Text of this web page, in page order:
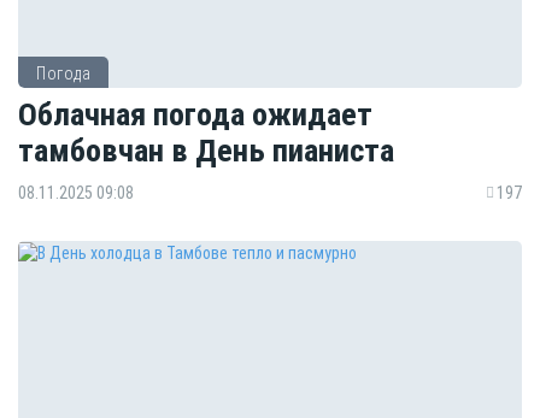
Погода
Облачная погода ожидает
тамбовчан в День пианиста
08.11.2025 09:08 197